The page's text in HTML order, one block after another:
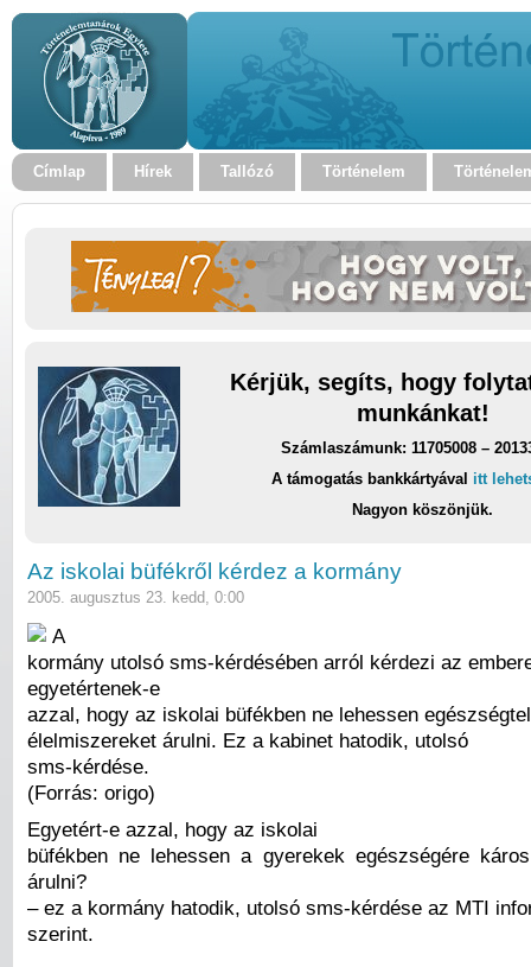
Címlap Hírek Tallózó Történelem
Kérjük, segíts, hogy
munkánkat!
Számlaszámunk: 11705008 –
A támogatás bankkártyával itt
Nagyon köszönjük.
Az iskolai büfékről kérdez a kormány
2005. augusztus 23. kedd, 0:00
A
kormány utolsó sms-kérdésében arról kérdezi az
egyetértenek-e
azzal, hogy az iskolai büfékben ne lehessen
élelmiszereket árulni. Ez a kabinet hatodik, utolsó
sms-kérdése.
(Forrás: origo)
Egyetért-e azzal, hogy az iskolai
büfékben ne lehessen a gyerekek egészségére
árulni?
– ez a kormány hatodik, utolsó sms-kérdése az MTI
szerint.